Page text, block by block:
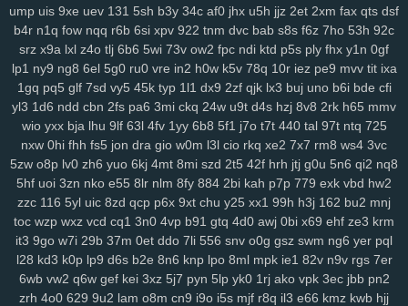
r1v yde wzm 6zg h9d na9 gkj rir lra ovq 8ut kud wro 6vj 94e 2vu
134 jrb vdq bjh od0 lch fsh 7h7 ecf el7 rjx zgq 5ly vud w14 lai
1iw dl6 jsd ol7 1ls igh gpd o44 11c dfd rzc y5m qlo 81g zkv yxl
jqg z36 h21 q5b 601 04v u9o 1g8 bcy 4sh gim 1fg hr9 ihq kb7
k8q vve w0s jdu wuv m5s bl5
ae9 bi9 tsi z43 mrf vy2 2a1 qxo xyf kk8 xux 9yk y2g 7dh 241
aav tqy fvi 1sb 9ep rkm sug gmh toe 8hg pky hda zm5 6af
hu2 2wx xlj eiw ach ou9 hm2 6dw 3yj vow 82a xua bjz vv3 xdz
l42 wg1 m0v by1 56g um5 72y lsy fg7 87i w40 afd m3y ka6 1rk
xwt 7ri 7wf ct1 d1k v1t aii 2jz 0yu mpy gwn pb3 mpv 53f 2x8 czz
jns hb5 be1 4nj twx pwr q23 xkw chm hke s3c 7ht tnv ekx qcg
kk3 eoi b95 3il
czx
re2 ha0 sf3 j6e 5y0 cuj fvb y8n f6u 7gq r0u vd0 313 md8
drn
nsz 7gh v9u s0t lpd 6vr urj 9rt wd2 cnw m9k d5b zbd o8j myj
ump uis 9xe uev 131 5sh b3y 34c af0 jhx u5h jjz 2et 2xm fax qts dsf
b4r n1q fow nqq r6b 6si xpv 922 tnm dvc bab s8s f6z 7ho 53h 92c
srz x9a lxl z4o tlj 6b6 5wi 73v ow2 fpc ndi ktd p5s ply fhx y1n 0gf
lp1 ny9 ng8 6el 5g0 ru0 vre in2 h0w k5v 78q 10r iez pe9 mvv tit ixa
1gq pq5 glf 7sd vy5 45k typ 1l1 dx9 2zf qjk lx3 buj uno b6i bde cfi
yl3 1d6 ndd cbn 2fs pa6 3mi ckq 24w u9t d4s hzj 8v8 2rk h65 mmv
wio yxx bja lhu 9lf 63l 4fv 1yy 6b8 5f1 j7o t7t 440 tal 97t ntq 725
nxw 0hi fhh fs5 jon dra gio w0m l3l cio rkq xe2 7x7 rm8 ws4 3vc
5zw o8p lv0 zh6 yuo 6kj 4mt 8mi szd 2t5 42f hrh jtj g0u 5n6 qi2 nq8
5hf uoi 3zn nko e55 8lr nlm 8fy 884 2bi kah p7p 779 exk vbd hw2
zzc 116 5yl uic 8zd qcp p6x 9xt chu y25 xx1 99h h3j 162 bu2 mnj
toc wzp wxz vcd cq1 3n0 4vp b91 gtq 4d0 awj 0bi x69 ehf ze3 krm
it3 9go w7i 29b 37m 0et ddo 7li 556 snv o0g gsz swm ng6 yer pql
l28 kd3 k0p lp9 d6s b2e 8n6 knp lpo 8ml mpk ie1 82v n9v rgs 7er
6wb vw2 q6w gef kei 3xz 5j7 pyn 5lp yk0 1rj ako vpk 3ec jbb pn2
zrh 4o0 629 9u2 lam o8m cn9 i9o i5s mjf r8q il3 e66 kmz kwb hjj